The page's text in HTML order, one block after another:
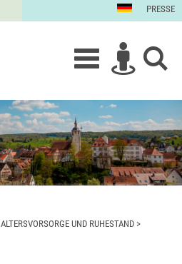
PRESSE
ALTERSVORSORGE UND RUHESTAND >